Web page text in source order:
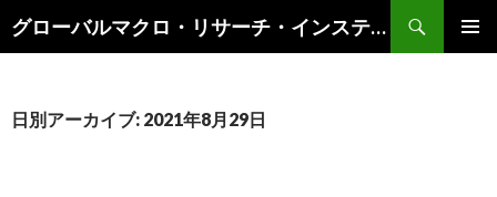
グローバルマクロ・リサーチ・インスティテュート
索
ン
日別アーカイブ: 2021年8月29日